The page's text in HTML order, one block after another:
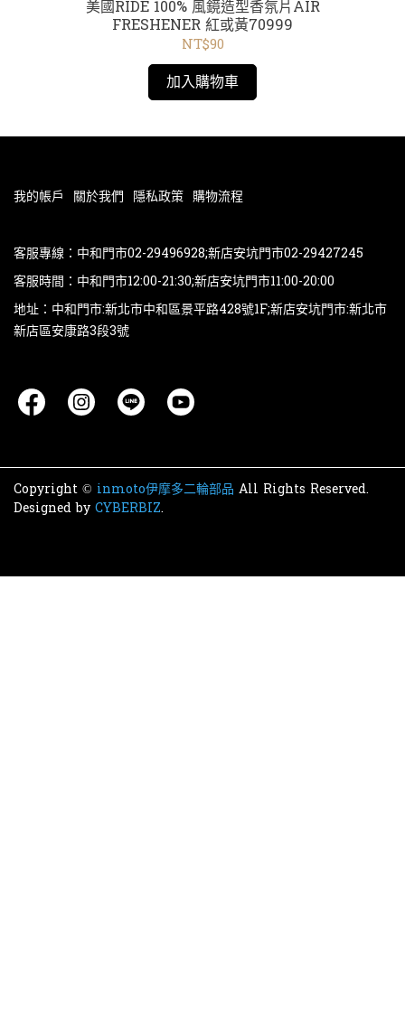
美國RIDE 100% 風鏡造型香氛片AIR
FRESHENER 紅或黃70999
NT$90
加入購物車
我的帳戶 關於我們 隱私政策 購物流程
客服專線：中和門市02-29496928;新店安坑門市02-29427245
客服時間：中和門市12:00-21:30;新店安坑門市11:00-20:00
地址：中和門市:新北市中和區景平路428號1F;新店安坑門市:新北市
新店區安康路3段3號
Copyright © inmoto伊摩多二輪部品 All Rights Reserved.
Designed by CYBERBIZ.